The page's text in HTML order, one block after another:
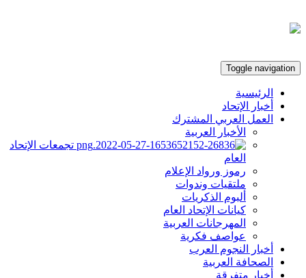
Toggle navigation
الرئيسية
أخبار الإتحاد
العمل العربي المشترك
الأخبار العربية
تجمعات الإتحاد
العام
رموز ورواد الإعلام
ملتقيات وندوات
ألبوم الذكريات
كيانات الإتحاد العام
المهرجانات العربية
عواصف فكرية
أخبار النجوم العرب
الصحافة العربية
أخبار متفرقة